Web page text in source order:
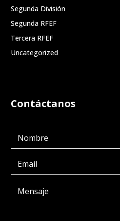
Segunda División
Segunda RFEF
Tercera RFEF
Uncategorized
Contáctanos